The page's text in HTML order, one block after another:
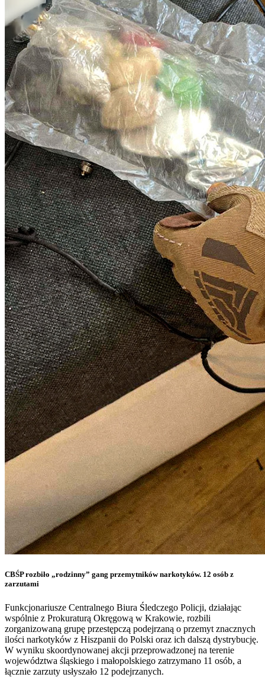
CBŚP rozbiło „rodzinny” gang przemytników narkotyków. 12 osób z
zarzutami
Funkcjonariusze Centralnego Biura Śledczego Policji, działając
wspólnie z Prokuraturą Okręgową w Krakowie, rozbili
zorganizowaną grupę przestępczą podejrzaną o przemyt znacznych
ilości narkotyków z Hiszpanii do Polski oraz ich dalszą dystrybucję.
W wyniku skoordynowanej akcji przeprowadzonej na terenie
województwa śląskiego i małopolskiego zatrzymano 11 osób, a
łącznie zarzuty usłyszało 12 podejrzanych.